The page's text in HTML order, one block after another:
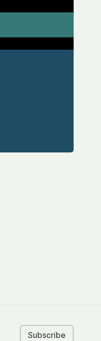
Subscribe